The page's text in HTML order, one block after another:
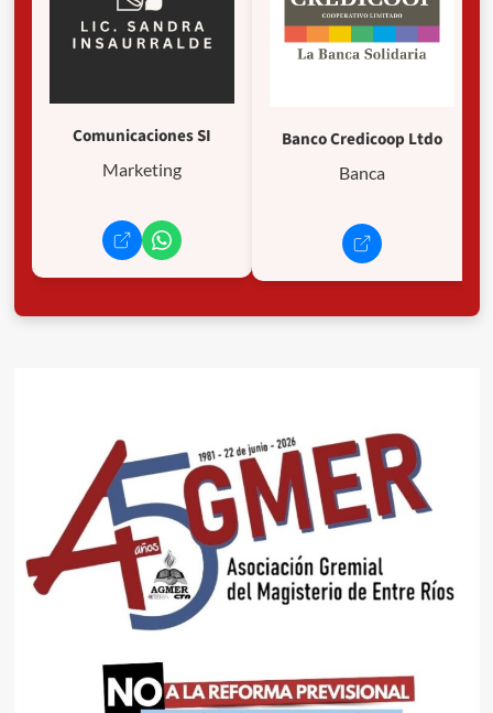
Comunicaciones SI
Marketing
Banco Credicoop Ltdo
Banca